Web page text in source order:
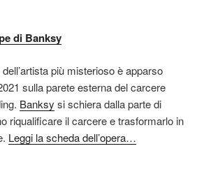
di Banksy
dell’artista più misterioso è apparso
sulla parete esterna del carcere
Banksy si schiera dalla parte di
riqualificare il carcere e trasformarlo in
Leggi la scheda dell’opera…